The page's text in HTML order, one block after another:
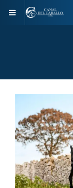
Menu